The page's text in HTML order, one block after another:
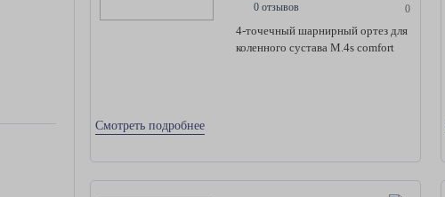
0 отзывов 0
4-точечный шарнирный ортез для
коленного сустава M.4s comfort
Смотреть подробнее